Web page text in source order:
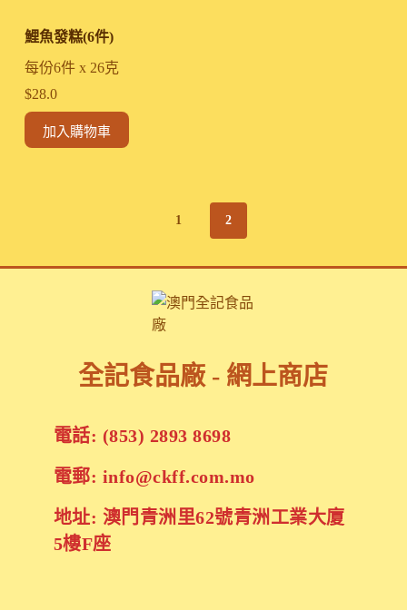
鯉魚發糕(6件)
每份6件 x 26克
$28.0
加入購物車
1 2
全記食品廠 - 網上商店
電話: (853) 2893 8698
電郵: info@ckff.com.mo
地址: 澳門青洲里62號青洲工業大廈
5樓F座